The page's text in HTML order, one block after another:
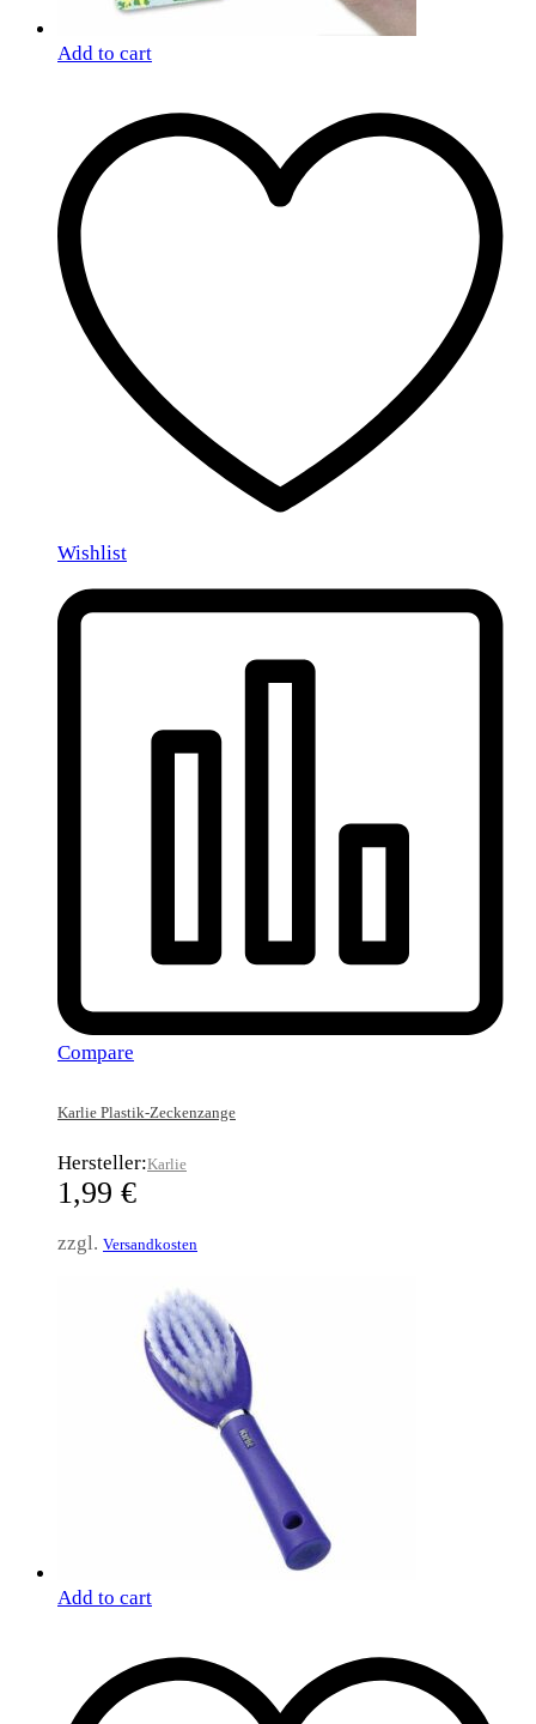
Add to cart
Wishlist
Compare
Karlie Plastik-Zeckenzange
Hersteller:Karlie
1,99 €
zzgl. Versandkosten
Add to cart